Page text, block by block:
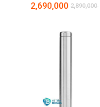
2,890,000
2,690,000